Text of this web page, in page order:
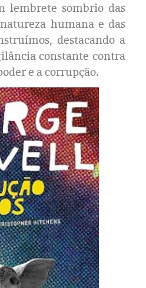
lembrete sombrio das
humana e das
destacando a
constante contra
e a corrupção.